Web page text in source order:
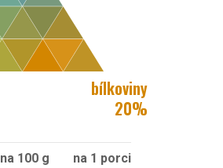
bílkoviny
20%
na 100 g na 1 porci